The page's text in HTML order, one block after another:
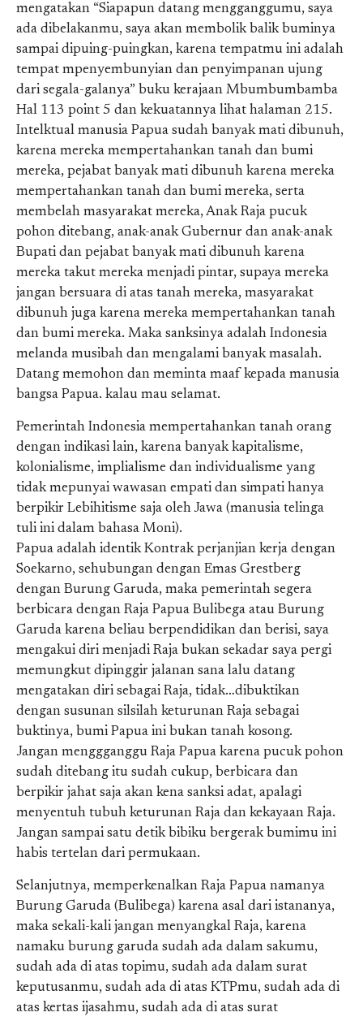
mengatakan “Siapapun datang mengganggumu, saya
ada dibelakanmu, saya akan membolik balik buminya
sampai dipuing-puingkan, karena tempatmu ini adalah
tempat mpenyembunyian dan penyimpanan ujung
dari segala-galanya” buku kerajaan Mbumbumbamba
Hal 113 point 5 dan kekuatannya lihat halaman 215.
Intelktual manusia Papua sudah banyak mati dibunuh,
karena mereka mempertahankan tanah dan bumi
mereka, pejabat banyak mati dibunuh karena mereka
mempertahankan tanah dan bumi mereka, serta
membelah masyarakat mereka, Anak Raja pucuk
pohon ditebang, anak-anak Gubernur dan anak-anak
Bupati dan pejabat banyak mati dibunuh karena
mereka takut mereka menjadi pintar, supaya mereka
jangan bersuara di atas tanah mereka, masyarakat
dibunuh juga karena mereka mempertahankan tanah
dan bumi mereka. Maka sanksinya adalah Indonesia
melanda musibah dan mengalami banyak masalah.
Datang memohon dan meminta maaf kepada manusia
bangsa Papua. kalau mau selamat.
Pemerintah Indonesia mempertahankan tanah orang
dengan indikasi lain, karena banyak kapitalisme,
kolonialisme, implialisme dan individualisme yang
tidak mepunyai wawasan empati dan simpati hanya
berpikir Lebihitisme saja oleh Jawa (manusia telinga
tuli ini dalam bahasa Moni).
Papua adalah identik Kontrak perjanjian kerja dengan
Soekarno, sehubungan dengan Emas Grestberg
dengan Burung Garuda, maka pemerintah segera
berbicara dengan Raja Papua Bulibega atau Burung
Garuda karena beliau berpendidikan dan berisi, saya
mengakui diri menjadi Raja bukan sekadar saya pergi
memungkut dipinggir jalanan sana lalu datang
mengatakan diri sebagai Raja, tidak…dibuktikan
dengan susunan silsilah keturunan Raja sebagai
buktinya, bumi Papua ini bukan tanah kosong.
Jangan menggganggu Raja Papua karena pucuk pohon
sudah ditebang itu sudah cukup, berbicara dan
berpikir jahat saja akan kena sanksi adat, apalagi
menyentuh tubuh keturunan Raja dan kekayaan Raja.
Jangan sampai satu detik bibiku bergerak bumimu ini
habis tertelan dari permukaan.
Selanjutnya, memperkenalkan Raja Papua namanya
Burung Garuda (Bulibega) karena asal dari istananya,
maka sekali-kali jangan menyangkal Raja, karena
namaku burung garuda sudah ada dalam sakumu,
sudah ada di atas topimu, sudah ada dalam surat
keputusanmu, sudah ada di atas KTPmu, sudah ada di
atas kertas ijasahmu, sudah ada di atas surat